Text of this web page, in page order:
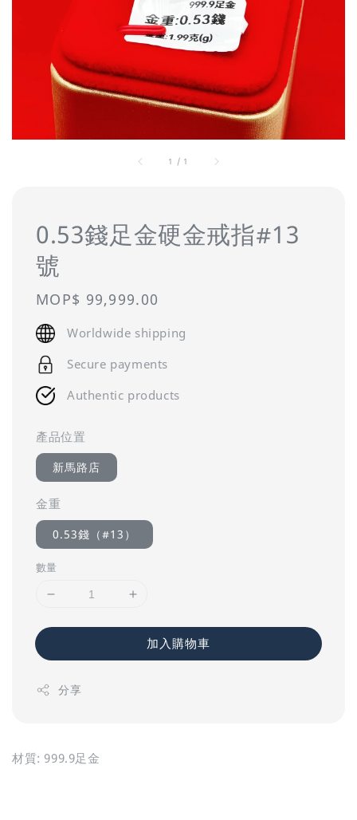
1 / 1
0.53錢足金硬金戒指#13
號
Regular
price
MOP$ 99,999.00
Worldwide shipping
Secure payments
Authentic products
產品位置
新馬路店
金重
0.53錢（#13）
數量
加入購物車
分享
材質: 999.9足金